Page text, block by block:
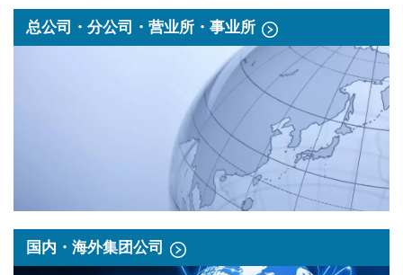
总公司・分公司・营业所・事业所
国内・海外集团公司